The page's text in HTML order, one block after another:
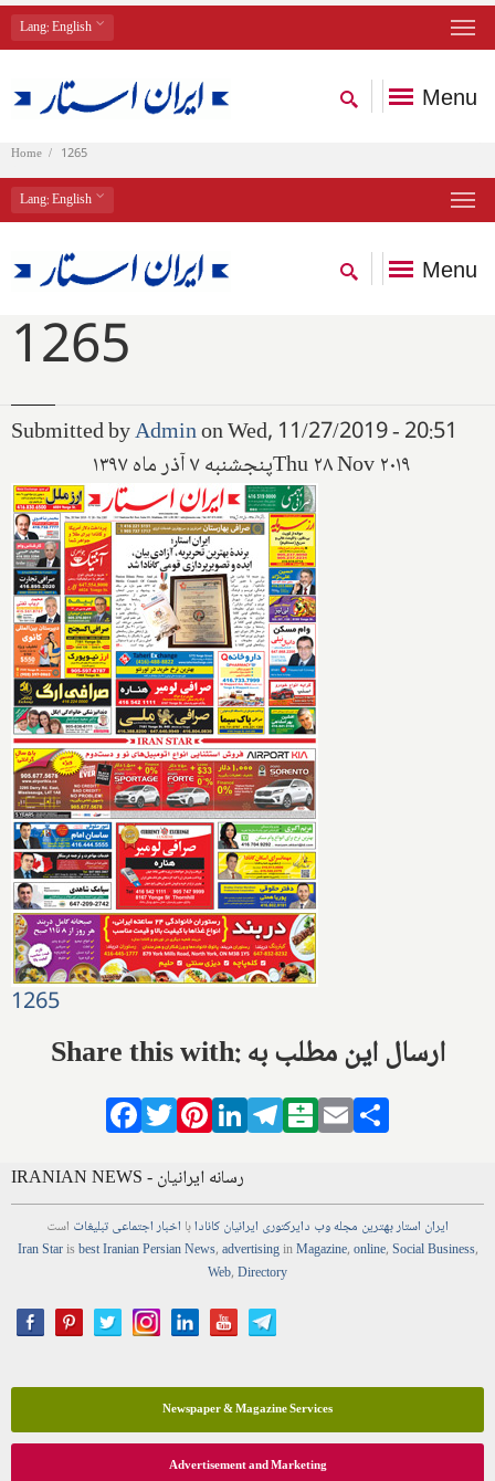
Lang: English
Menu
Home 1265
Lang: English
Menu
1265
Submitted byAdminon Wed, 11/27/2019 - 20:51
پنجشنبه ۷ آذر ماه ۱۳۹۷Thu ۲۸ Nov ۲۰۱۹
1265
Share this with: ارسال این مطلب به
Facebook
TwitterPinterestLinkedIn
Telegram
Balatarin
Email
IRANIAN NEWS - رسانه ایرانیان
ایران استاربهترین مجلهوب دایرکتوری ایرانیان کانادابا اخباراجتماعیتبلیغات است
Iran Starisbest Iranian PersianNews,advertisinginMagazine,online,Social Business,
Web,Directory
Newspaper & Magazine Services
Advertisement and Marketing